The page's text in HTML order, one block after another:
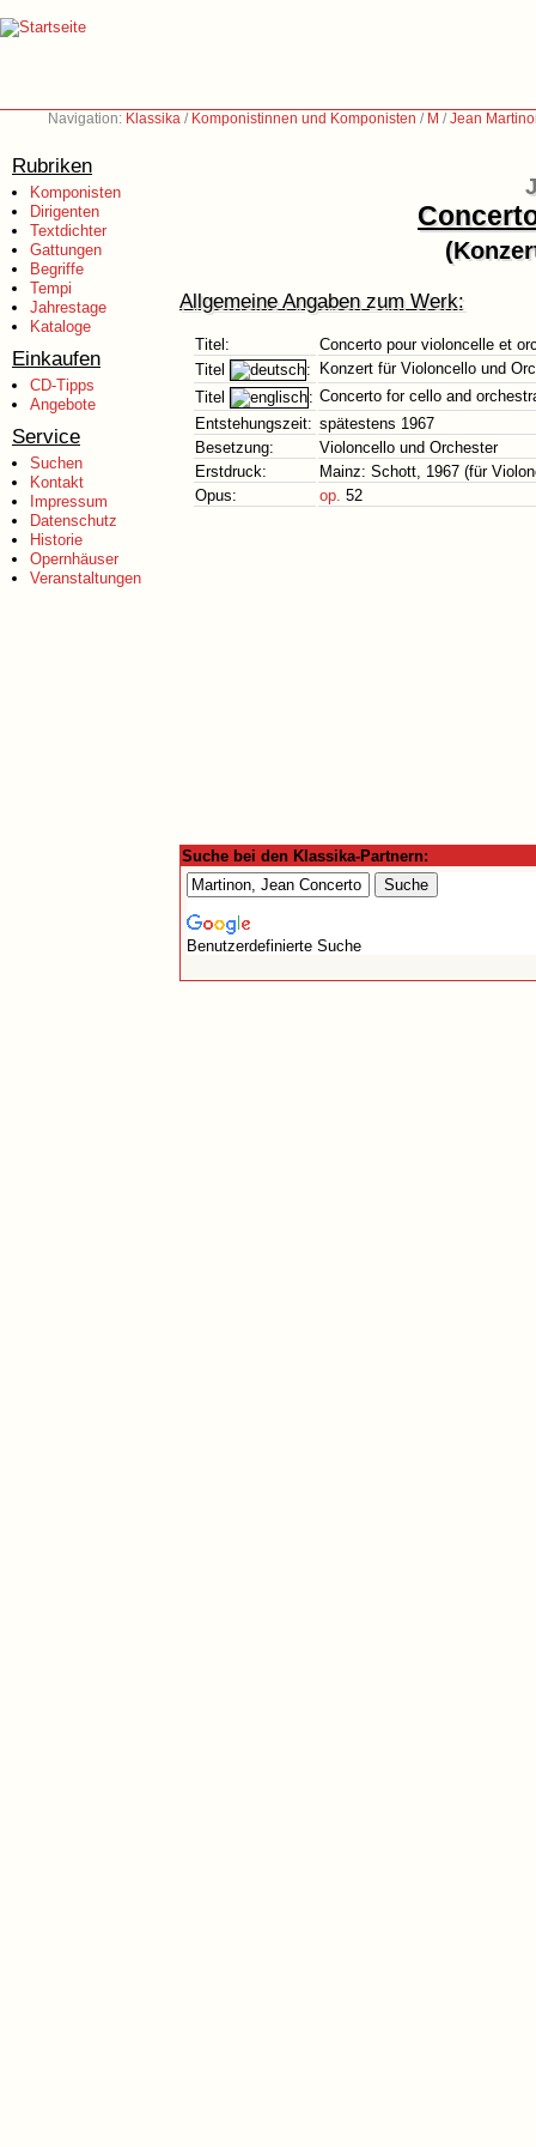
Navigation: Klassika / Komponistinnen und Komponisten / M /Jean
Rubriken
Komponisten
Dirigenten
Textdichter
Gattungen
Begriffe
Tempi
Jahrestage
Kataloge
Einkaufen
CD-Tipps
Angebote
Service
Suchen
Kontakt
Impressum
Datenschutz
Historie
Opernhäuser
Veranstaltungen
Allgemeine Angaben zum Werk:
Titel:
Concerto pour violoncelle et
Titel
:
Konzert für Violoncello und
Titel
: Concerto for cello and
Entstehungszeit: spätestens 1967
Besetzung:
Violoncello und Orchester
Erstdruck:
Mainz: Schott, 1967 (für
Opus:
op. 52
Suche bei den Klassika-Partnern:
Benutzerdefinierte Suche